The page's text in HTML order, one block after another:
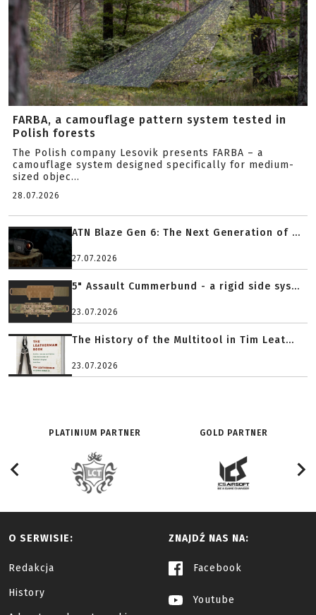
FARBA, a camouflage pattern system tested in
Polish forests
The Polish company Lesovik presents FARBA – a
camouflage system designed specifically for medium-
sized objec...
28.07.2026
ATN Blaze Gen 6: The Next Generation of ...
27.07.2026
5" Assault Cummerbund - a rigid side sys...
23.07.2026
The History of the Multitool in Tim Leat...
23.07.2026
PLATINIUM PARTNER GOLD PARTNER
O SERWISIE:
Redakcja
History
ZNAJDŹ NAS NA:
Facebook
Youtube